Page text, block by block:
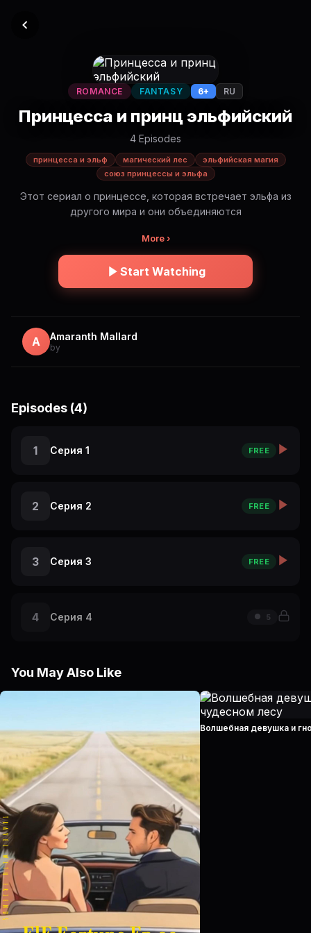
ROMANCE FANTASY 6+ RU
Принцесса и принц эльфийский
4 Episodes
принцесса и эльф магический лес
эльфийская магия
союз принцессы и эльфа
Этот сериал о принцессе, которая встречает эльфа из
другого мира и они объединяются
More ›
Start Watching
A Amaranth Mallard
by
Episodes (4)
1 Серия 1 FREE
2 Серия 2 FREE
3 Серия 3 FREE
4 Серия 4 5
You May Also Like
Волшебная девушка и